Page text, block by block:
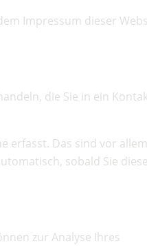
Impressum dieser
die Sie in ein
erfasst. Das sind vor
sobald Sie
zur Analyse Ihres